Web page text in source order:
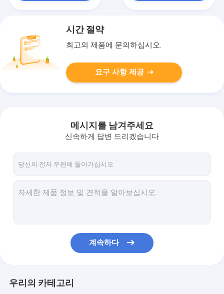
시간 절약
최고의 제품에 문의하십시오.
요구 사항 제공
메시지를 남겨주세요
신속하게 답변 드리겠습니다
계속하다
우리의 카테고리